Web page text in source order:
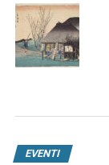
EVENTI